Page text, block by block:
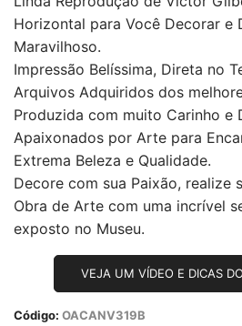
Horizontal para Você Decorar e
Maravilhoso.
Impressão Belíssima, Direta no
Arquivos Adquiridos dos
Produzida com muito Carinho e
Apaixonados por Arte para
Extrema Beleza e Qualidade.
Decore com sua Paixão, realize
Obra de Arte com uma incrível
exposto no Museu.
VEJA UM VÍDEO E DICAS
Código: OACANV319B